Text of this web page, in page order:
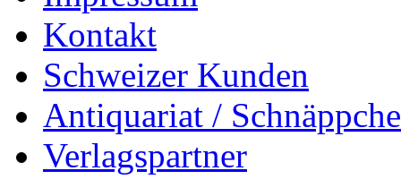
Kontakt
Schweizer Kunden
Antiquariat /
Verlagspartner